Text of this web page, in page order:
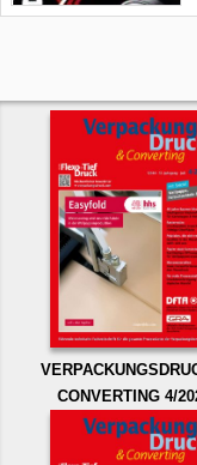
CONVERTING 4/